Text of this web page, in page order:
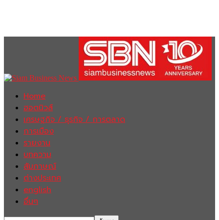
Home
ฮอตนิวส์
เศรษฐกิจ / ธุรกิจ / การตลาด
การเมือง
รายงาน
บทความ
สัมภาษณ์
ต่างประเทศ
english
อื่นๆ